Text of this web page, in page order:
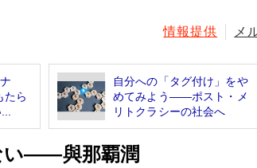
情報提供 メ
ら
自分への「タグ付け」をや
めてみよう――ポスト・メ
リトクラシーの社会へ
い――與那覇潤